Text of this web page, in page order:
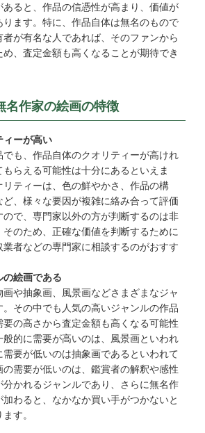
あると、作品の信憑性が高まり、価値が
ります。特に、作品自体は無名のもので
者が有名な人であれば、そのファンから
、査定金額も高くなることが期待でき
名作家の絵画の特徴
ィーが高い
でも、作品自体のクオリティーが高けれ
もらえる可能性は十分にあるといえま
リティーは、色の鮮やかさ、作品の構
ど、様々な要因が複雑に絡み合って評価
ので、専門家以外の方が判断するのは非
のため、正確な価値を判断するために
業者などの専門家に相談するのがおすす
の絵画である
や抽象画、風景画などさまざまなジャ
。その中でも人気の高いジャンルの作品
要の高さから査定金額も高くなる可能性
般的に需要が高いのは、風景画といわれ
需要が低いのは抽象画であるといわれて
の需要が低いのは、鑑賞者の解釈や感性
分かれるジャンルであり、さらに無名作
わると、なかなか買い手がつかないと
す。